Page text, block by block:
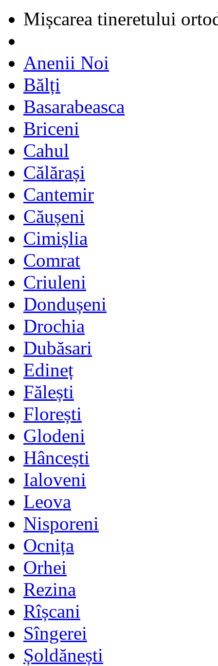
Mișcarea tineretului
Anenii Noi
Bălți
Basarabeasca
Briceni
Cahul
Călărași
Cantemir
Căușeni
Cimișlia
Comrat
Criuleni
Dondușeni
Drochia
Dubăsari
Edineț
Fălești
Florești
Glodeni
Hâncești
Ialoveni
Leova
Nisporeni
Ocnița
Orhei
Rezina
Rîșcani
Sîngerei
Șoldănești